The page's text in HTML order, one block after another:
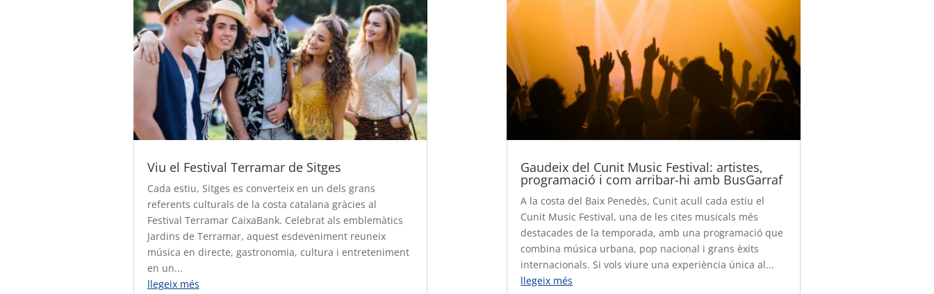
Viu el Festival Terramar de Sitges
Cada estiu, Sitges es converteix en un dels grans
referents culturals de la costa catalana gràcies al
Festival Terramar CaixaBank. Celebrat als emblemàtics
Jardins de Terramar, aquest esdeveniment reuneix
música en directe, gastronomia, cultura i entreteniment
en un...
llegeix més
Gaudeix del Cunit Music Festival: artistes,
programació i com arribar-hi amb BusGarraf
A la costa del Baix Penedès, Cunit acull cada estiu el
Cunit Music Festival, una de les cites musicals més
destacades de la temporada, amb una programació que
combina música urbana, pop nacional i grans èxits
internacionals. Si vols viure una experiència única al...
llegeix més